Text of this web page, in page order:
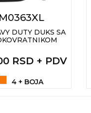
DUTY DUKS SA
RSD + PDV
4 + BOJA